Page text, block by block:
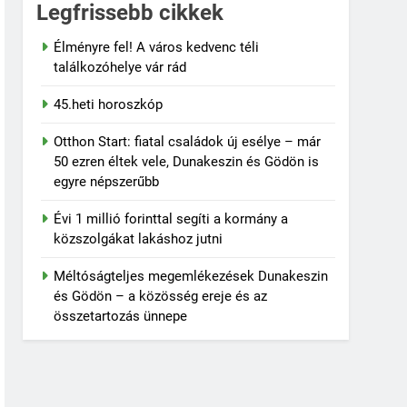
botránya
Legfrissebb cikkek
Élményre fel! A város kedvenc téli
találkozóhelye vár rád
45.heti horoszkóp
Otthon Start: fiatal családok új esélye – már
50 ezren éltek vele, Dunakeszin és Gödön is
egyre népszerűbb
Évi 1 millió forinttal segíti a kormány a
közszolgákat lakáshoz jutni
Méltóságteljes megemlékezések Dunakeszin
és Gödön – a közösség ereje és az
összetartozás ünnepe